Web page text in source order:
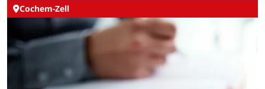
Cochem-Zell